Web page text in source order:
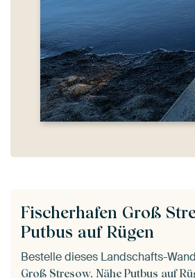
Fischerhafen Groß
Putbus auf Rügen
Bestelle dieses Landschafts-
Groß Stresow, Nähe Putbus auf